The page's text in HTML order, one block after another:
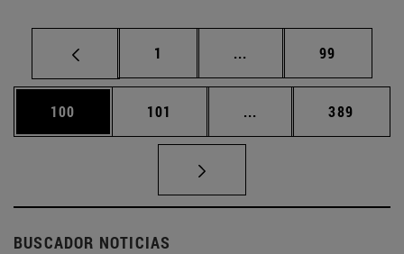
Página
1 ... Páginas intermedias
Página
99
Página
100 Página
101 ... Páginas intermedias
Página
389
BUSCADOR NOTICIAS